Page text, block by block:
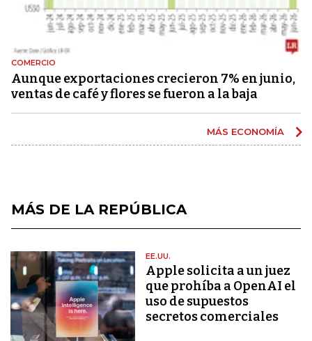
COMERCIO
Aunque exportaciones crecieron 7% en junio,
ventas de café y flores se fueron a la baja
MÁS ECONOMÍA
MÁS DE LA REPÚBLICA
EE.UU.
Apple solicita a un juez
que prohíba a OpenAI el
uso de supuestos
secretos comerciales